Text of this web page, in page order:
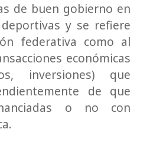
de buen gobierno en
y se refiere
federativa como al
económicas
inversiones) que
de que
o no con